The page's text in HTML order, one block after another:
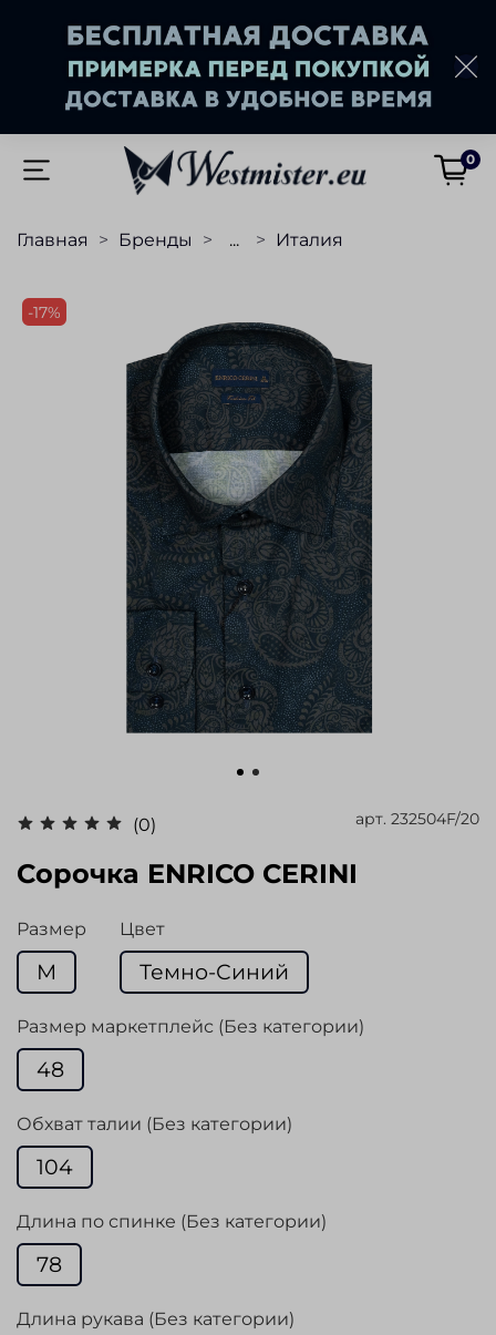
0
Главная Бренды ... Италия
-17%
(0) арт. 232504F/20
Сорочка ENRICO CERINI
Размер
M
Цвет
Темно-Синий
Размер маркетплейс (Без категории)
48
Обхват талии (Без категории)
104
Длина по спинке (Без категории)
78
Длина рукава (Без категории)